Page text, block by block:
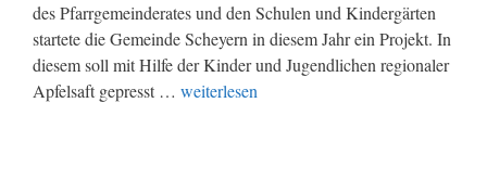
des Pfarrgemeinderates und den Schulen und Kindergärten
startete die Gemeinde Scheyern in diesem Jahr ein Projekt. In
diesem soll mit Hilfe der Kinder und Jugendlichen regionaler
Apfelsaft gepresst … weiterlesen